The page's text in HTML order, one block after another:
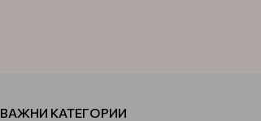
ВАЖНИ КАТЕГОРИИ